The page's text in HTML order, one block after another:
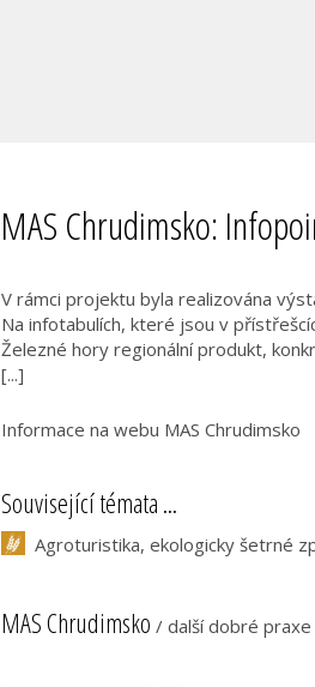
MAS Chrudimsko:
V rámci projektu byla realizována
Na infotabulích, které jsou v
Železné hory regionální produkt,
[...]
Informace na webu MAS Chrudimsko
Související témata ...
Agroturistika, ekologicky šetrné
MAS Chrudimsko / další dobré praxe